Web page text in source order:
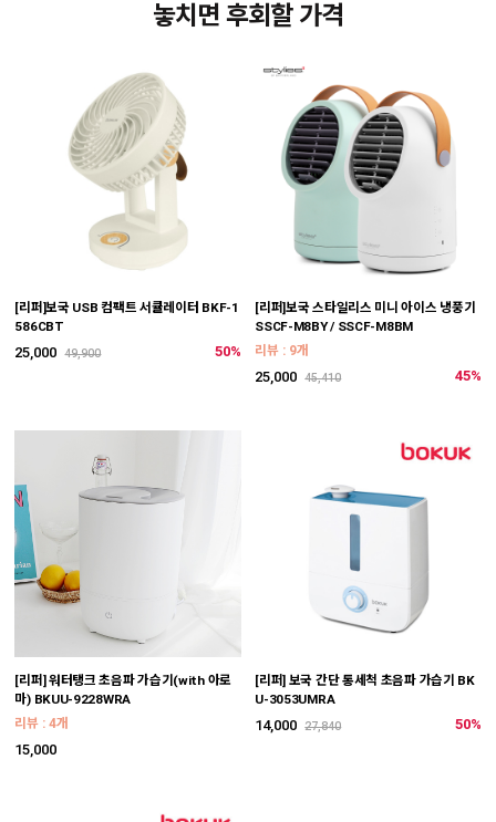
놓치면 후회할 가격
[리퍼]보국 USB 컴팩트 서큘레이터 BKF-1
586CBT
25,000 49,900 50%
[리퍼]보국 스타일리스 미니 아이스 냉풍기
SSCF-M8BY / SSCF-M8BM
리뷰 : 9개
25,000 45,410 45%
[리퍼] 워터탱크 초음파 가습기(with 아로
마) BKUU-9228WRA
리뷰 : 4개
15,000
[리퍼] 보국 간단 통세척 초음파 가습기 BK
U-3053UMRA
14,000 27,840 50%